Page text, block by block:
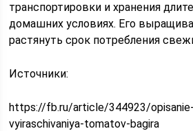
транспортировки и хранения
домашних условиях. Его
растянуть срок потребления
Источники:
https://fb.ru/article/344923/
vyiraschivaniya-tomatov-bagira